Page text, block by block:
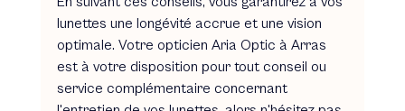
lunettes une longévité accrue et une vision
optimale. Votre opticien Aria Optic à Arras
est à votre disposition pour tout conseil ou
service complémentaire concernant